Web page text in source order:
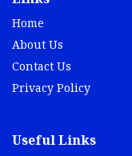
Home
About Us
Contact Us
Privacy Policy
Useful Links